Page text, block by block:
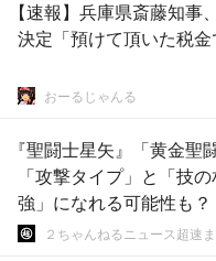
【速報】兵庫県斎藤知
決定「預けて頂いた税金
おーるじゃんる
『聖闘士星矢』「黄金聖
「攻撃タイプ」と「技の相性」 | > ■蟹座と
強」になれる可能性も？
２ちゃんねるニュース超速